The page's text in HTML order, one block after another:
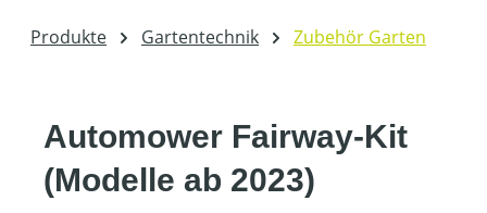
Produkte Gartentechnik Zubehör Garten
Automower Fairway-Kit
(Modelle ab 2023)